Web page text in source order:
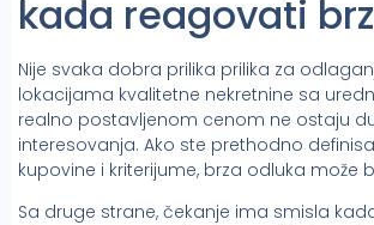
kada reagovati
Nije svaka dobra prilika prilika za
lokacijama kvalitetne nekretnine sa
realno postavljenom cenom ne ostaju
interesovanja. Ako ste prethodno
kupovine i kriterijume, brza odluka može
Sa druge strane, čekanje ima smisla